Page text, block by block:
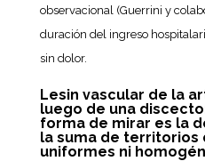
observacional (Guerrini y
duración del ingreso
sin dolor.
Lesin vascular de la
luego de una
forma de mirar es la
la suma de territorios
uniformes ni